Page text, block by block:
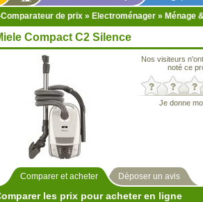
de prix » Electroménager » Ménage
Compact C2 Silence
Nos visiteurs
noté ce
Je donne
Comparer et acheter Déposer un avis
les prix pour acheter en ligne